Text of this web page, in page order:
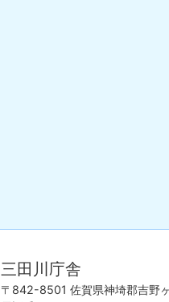
三田川庁舎
〒842-8501 佐賀県神埼郡吉野